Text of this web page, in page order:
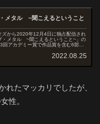
メタル ~聞こえるということ
ズから2020年12月4日に独占配信され
・メタル ~聞こえるということ~」の
回アカデミー賞で作品賞を含む6部門
2022.08.25
れたマッカリでしたが、
性。